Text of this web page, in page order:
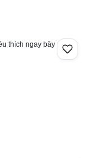
thích ngay bây